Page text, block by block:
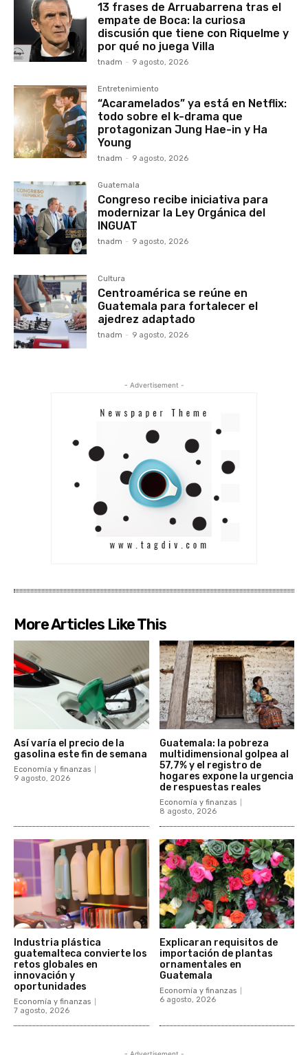
13 frases de Arruabarrena tras el
empate de Boca: la curiosa
discusión que tiene con Riquelme y
por qué no juega Villa
tnadm - 9 agosto, 2026
Entretenimiento
“Acaramelados” ya está en Netflix:
todo sobre el k-drama que
protagonizan Jung Hae-in y Ha
Young
tnadm - 9 agosto, 2026
Guatemala
Congreso recibe iniciativa para
modernizar la Ley Orgánica del
INGUAT
tnadm - 9 agosto, 2026
Cultura
Centroamérica se reúne en
Guatemala para fortalecer el
ajedrez adaptado
tnadm - 9 agosto, 2026
- Advertisement -
More Articles Like This
Así varía el precio de la
gasolina este fin de semana
Economía y finanzas
9 agosto, 2026
Guatemala: la pobreza
multidimensional golpea al
57,7% y el registro de
hogares expone la urgencia
de respuestas reales
Economía y finanzas
8 agosto, 2026
Industria plástica
guatemalteca convierte los
retos globales en
innovación y
oportunidades
Economía y finanzas
7 agosto, 2026
Explicaran requisitos de
importación de plantas
ornamentales en
Guatemala
Economía y finanzas
6 agosto, 2026